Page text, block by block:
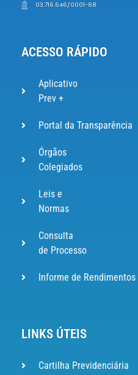
03.716.646/0001-68
ACESSO RÁPIDO
Aplicativo
Prev +
Portal da Transparência
Órgãos
Colegiados
Leis e
Normas
Consulta
de Processo
Informe de Rendimentos
LINKS ÚTEIS
Cartilha Previdenciária